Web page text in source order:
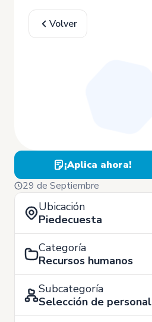
Volver
¡Aplica ahora!
29 de Septiembre
Ubicación
Piedecuesta
Categoría
Recursos humanos
Subcategoría
Selección de personal